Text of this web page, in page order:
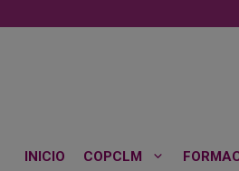
al
INICIO COPCLM